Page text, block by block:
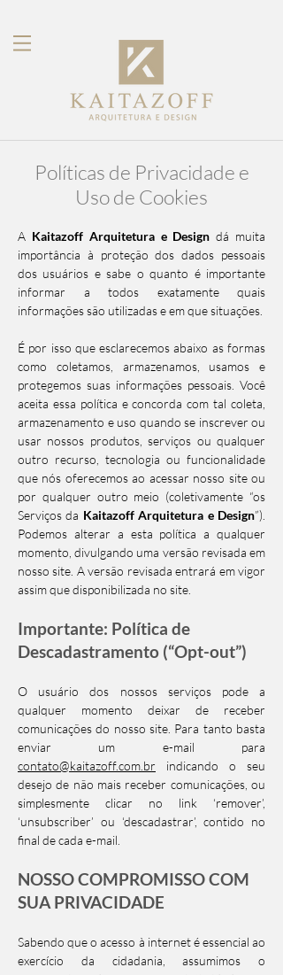
Políticas de Privacidade e
Uso de Cookies
A Kaitazoff Arquitetura e Design dá muita
importância à proteção dos dados pessoais
dos usuários e sabe o quanto é importante
informar a todos exatamente quais
informações são utilizadas e em que situações.
É por isso que esclarecemos abaixo as formas
como coletamos, armazenamos, usamos e
protegemos suas informações pessoais. Você
aceita essa política e concorda com tal coleta,
armazenamento e uso quando se inscrever ou
usar nossos produtos, serviços ou qualquer
outro recurso, tecnologia ou funcionalidade
que nós oferecemos ao acessar nosso site ou
por qualquer outro meio (coletivamente “os
Serviços da Kaitazoff Arquitetura e Design”).
Podemos alterar a esta política a qualquer
momento, divulgando uma versão revisada em
nosso site. A versão revisada entrará em vigor
assim que disponibilizada no site.
Importante: Política de
Descadastramento (“Opt-out”)
O usuário dos nossos serviços pode a
qualquer momento deixar de receber
comunicações do nosso site. Para tanto basta
enviar um e-mail para
contato@kaitazoff.com.br indicando o seu
desejo de não mais receber comunicações, ou
simplesmente clicar no link ‘remover’,
‘unsubscriber’ ou ‘descadastrar’, contido no
final de cada e-mail.
NOSSO COMPROMISSO COM
SUA PRIVACIDADE
Sabendo que o acesso à internet é essencial ao
exercício da cidadania, assumimos o